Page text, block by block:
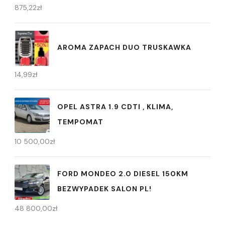
875,22zł
AROMA ZAPACH DUO TRUSKAWKA
14,99zł
OPEL ASTRA 1.9 CDTI , KLIMA,
TEMPOMAT
10 500,00zł
FORD MONDEO 2.0 DIESEL 150KM
BEZWYPADEK SALON PL!
48 800,00zł